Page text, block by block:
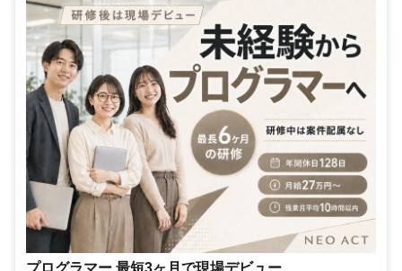
プログラマー 最短3ヶ月で現場デビュー